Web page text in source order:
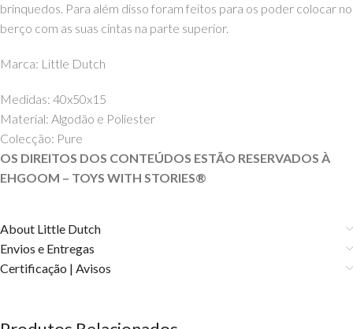
brinquedos. Para além disso foram feitos para os poder colocar no
berço com as suas cintas na parte superior.
Marca: Little Dutch
Medidas: 40x50x15
Material: Algodão e Poliester
Colecção: Pure
OS DIREITOS DOS CONTEÚDOS ESTÃO RESERVADOS À
EHGOOM – TOYS WITH STORIES®️
About Little Dutch
Envios e Entregas
Certificação | Avisos